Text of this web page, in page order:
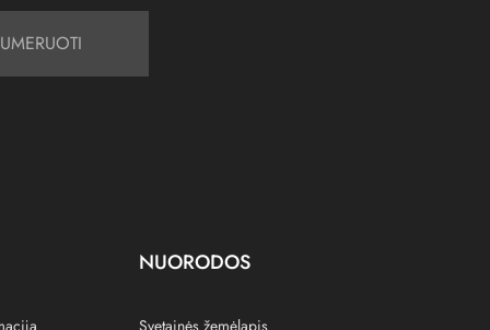
NUORODOS
Svetainės žemėlapis